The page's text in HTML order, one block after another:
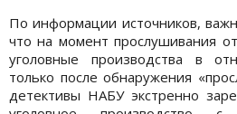
По информации источников,
что на момент прослушивания
уголовные производства в
только после обнаружения
детективы НАБУ экстренно